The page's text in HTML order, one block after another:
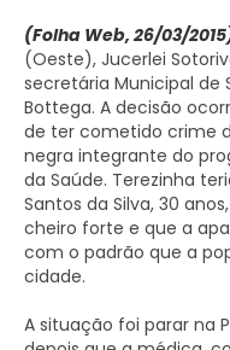
(Folha Web, 26/03/
(Oeste), Jucerlei
secretária Municipal de
Bottega. A decisão
de ter cometido crime
negra integrante do
da Saúde. Terezinha
Santos da Silva, 30
cheiro forte e que a
com o padrão que a
cidade.
A situação foi parar na